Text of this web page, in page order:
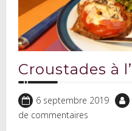
Croustades à
6 septembre 2019
de commentaires